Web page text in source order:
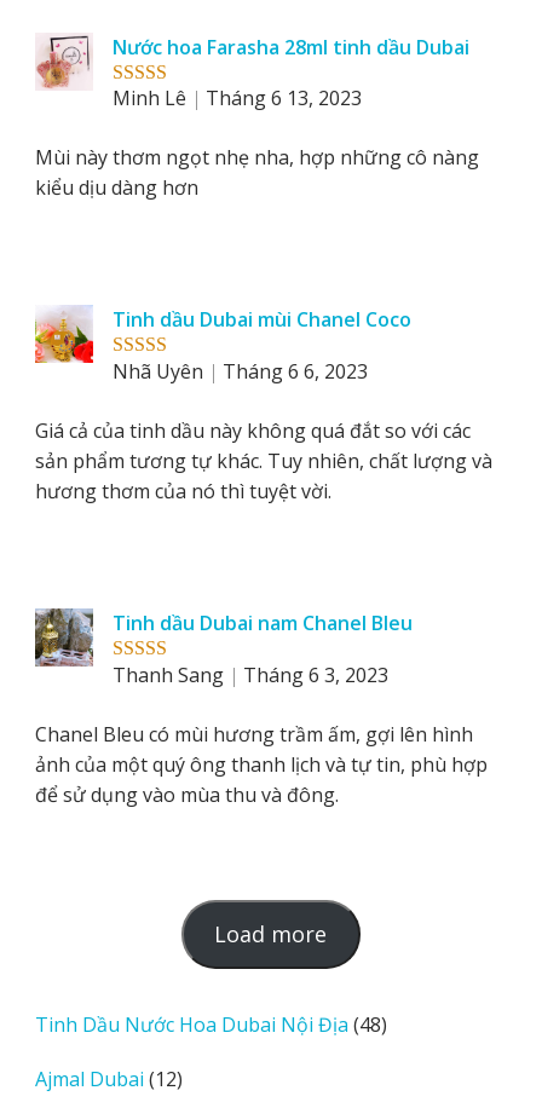
Rated 5out
Nước hoa Farasha 28ml tinh dầu Dubai
Minh Lê
Tháng 6 13, 2023
Mùi này thơm ngọt nhẹ nha, hợp những cô nàng
kiểu dịu dàng hơn
Rated5out
Tinh dầu Dubai mùi Chanel Coco
Nhã Uyên
Tháng 6 6, 2023
Giá cả của tinh dầu này không quá đắt so với các
sản phẩm tương tự khác. Tuy nhiên, chất lượng và
hương thơm của nó thì tuyệt vời.
Rated 5out
Tinh dầu Dubai nam Chanel Bleu
Thanh Sang
Tháng 6 3, 2023
Chanel Bleu có mùi hương trầm ấm, gợi lên hình
ảnh của một quý ông thanh lịch và tự tin, phù hợp
để sử dụng vào mùa thu và đông.
Load more
o
d
Tinh Dầu Nước Hoa Dubai Nội Địa 4848
Ajmal Dubai 1212